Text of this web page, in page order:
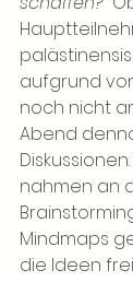
aufgrund
noch nicht
Abend
nahmen an
Mindmaps
die Ideen